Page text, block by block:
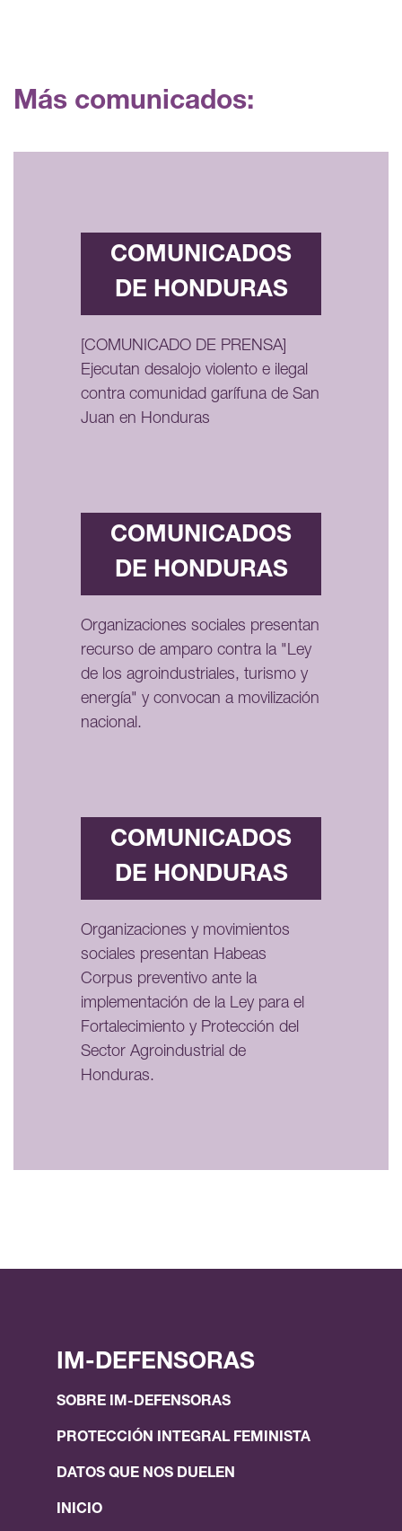
Más comunicados:
COMUNICADOS
DE HONDURAS
[COMUNICADO DE PRENSA]
Ejecutan desalojo violento e ilegal
contra comunidad garífuna de San
Juan en Honduras
COMUNICADOS
DE HONDURAS
Organizaciones sociales presentan
recurso de amparo contra la "Ley
de los agroindustriales, turismo y
energía" y convocan a movilización
nacional.
COMUNICADOS
DE HONDURAS
Organizaciones y movimientos
sociales presentan Habeas
Corpus preventivo ante la
implementación de la Ley para el
Fortalecimiento y Protección del
Sector Agroindustrial de
Honduras.
IM-DEFENSORAS
SOBRE IM-DEFENSORAS
PROTECCIÓN INTEGRAL FEMINISTA
DATOS QUE NOS DUELEN
INICIO